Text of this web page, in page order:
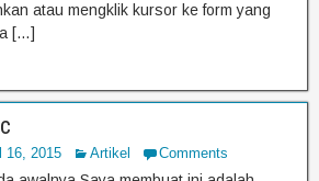
atau mengklik kursor ke form yang
[…]
16, 2015 Artikel Comments